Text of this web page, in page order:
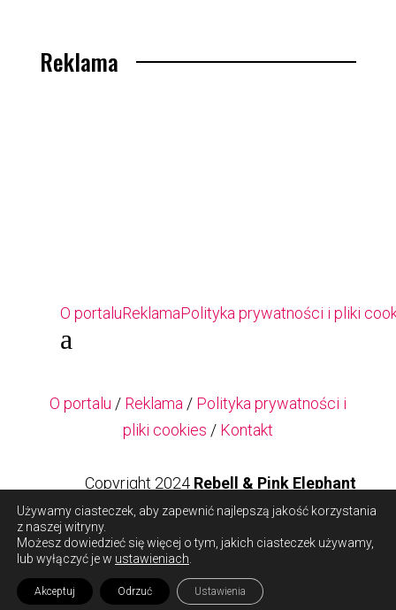
Reklama
O portaluReklamaPolityka prywatności i pliki
a
O portalu / Reklama / Polityka prywatności i
pliki cookies / Kontakt
Copyright 2024 Rebell & Pink Elephant
Copyright 2024Rebell & Pink Elephant
Używamy ciasteczek, aby zapewnić najlepszą jakość korzystania
z naszej witryny.
Możesz dowiedzieć się więcej o tym, jakich ciasteczek używamy,
lub wyłączyć je w ustawieniach
Akceptuj Odrzuć Ustawienia